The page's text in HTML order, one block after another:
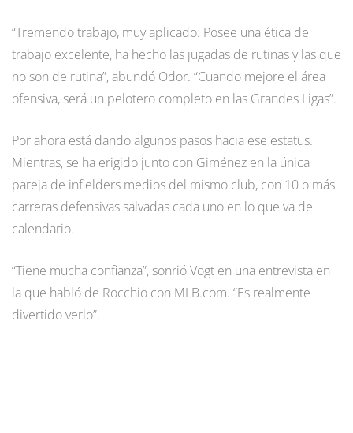
“Tremendo trabajo, muy aplicado. Posee una ética de
trabajo excelente, ha hecho las jugadas de rutinas y las que
no son de rutina”, abundó Odor. “Cuando mejore el área
ofensiva, será un pelotero completo en las Grandes Ligas”.
Por ahora está dando algunos pasos hacia ese estatus.
Mientras, se ha erigido junto con Giménez en la única
pareja de infielders medios del mismo club, con 10 o más
carreras defensivas salvadas cada uno en lo que va de
calendario.
“Tiene mucha confianza”, sonrió Vogt en una entrevista en
la que habló de Rocchio con MLB.com. “Es realmente
divertido verlo”.